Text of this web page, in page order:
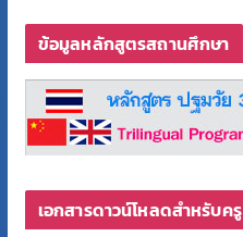
ข้อมูลหลักสูตรสถานศึกษา
เอกสารดาวน์โหลดสำหรับครู